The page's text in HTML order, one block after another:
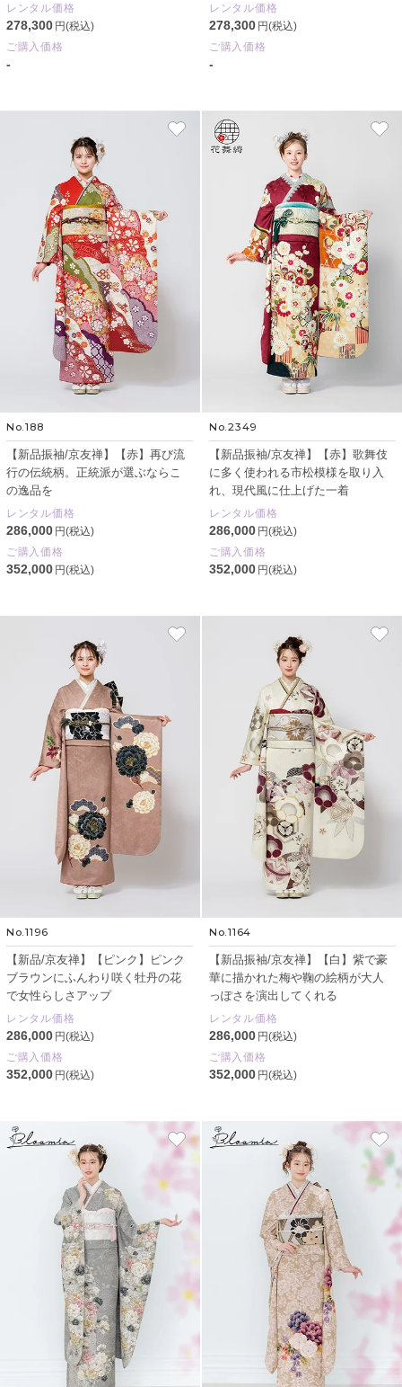
レンタル価格
278,300 円(税込)
ご購入価格
-
レンタル価格
278,300 円(税込)
ご購入価格
-
No.188
【新品振袖/京友禅】【赤】再び流
行の伝統柄。正統派が選ぶならこ
の逸品を
レンタル価格
286,000 円(税込)
ご購入価格
352,000 円(税込)
No.2349
【新品振袖/京友禅】【赤】歌舞伎
に多く使われる市松模様を取り入
れ、現代風に仕上げた一着
レンタル価格
286,000 円(税込)
ご購入価格
352,000 円(税込)
No.1196
【新品/京友禅】【ピンク】ピンク
ブラウンにふんわり咲く牡丹の花
で女性らしさアップ
レンタル価格
286,000 円(税込)
ご購入価格
352,000 円(税込)
No.1164
【新品振袖/京友禅】【白】紫で豪
華に描かれた梅や鞠の絵柄が大人
っぽさを演出してくれる
レンタル価格
286,000 円(税込)
ご購入価格
352,000 円(税込)